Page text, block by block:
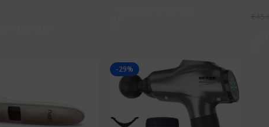
-29%